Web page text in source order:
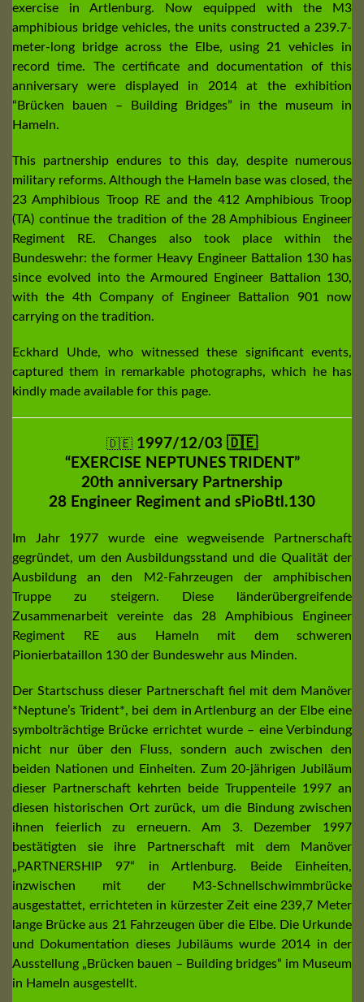
exercise in Artlenburg. Now equipped with the M3
amphibious bridge vehicles, the units constructed a 239.7-
meter-long bridge across the Elbe, using 21 vehicles in
record time. The certificate and documentation of this
anniversary were displayed in 2014 at the exhibition
“Brücken bauen – Building Bridges” in the museum in
Hameln.
This partnership endures to this day, despite numerous
military reforms. Although the Hameln base was closed, the
23 Amphibious Troop RE and the 412 Amphibious Troop
(TA) continue the tradition of the 28 Amphibious Engineer
Regiment RE. Changes also took place within the
Bundeswehr: the former Heavy Engineer Battalion 130 has
since evolved into the Armoured Engineer Battalion 130,
with the 4th Company of Engineer Battalion 901 now
carrying on the tradition.
Eckhard Uhde, who witnessed these significant events,
captured them in remarkable photographs, which he has
kindly made available for this page.
🇩🇪 1997/12/03 🇩🇪
“EXERCISE NEPTUNES TRIDENT”
20th anniversary Partnership
28 Engineer Regiment and sPioBtl.130
Im Jahr 1977 wurde eine wegweisende Partnerschaft
gegründet, um den Ausbildungsstand und die Qualität der
Ausbildung an den M2-Fahrzeugen der amphibischen
Truppe zu steigern. Diese länderübergreifende
Zusammenarbeit vereinte das 28 Amphibious Engineer
Regiment RE aus Hameln mit dem schweren
Pionierbataillon 130 der Bundeswehr aus Minden.
Der Startschuss dieser Partnerschaft fiel mit dem Manöver
*Neptune’s Trident*, bei dem in Artlenburg an der Elbe eine
symbolträchtige Brücke errichtet wurde – eine Verbindung
nicht nur über den Fluss, sondern auch zwischen den
beiden Nationen und Einheiten. Zum 20-jährigen Jubiläum
dieser Partnerschaft kehrten beide Truppenteile 1997 an
diesen historischen Ort zurück, um die Bindung zwischen
ihnen feierlich zu erneuern. Am 3. Dezember 1997
bestätigten sie ihre Partnerschaft mit dem Manöver
„PARTNERSHIP 97“ in Artlenburg. Beide Einheiten,
inzwischen mit der M3-Schnellschwimmbrücke
ausgestattet, errichteten in kürzester Zeit eine 239,7 Meter
lange Brücke aus 21 Fahrzeugen über die Elbe. Die Urkunde
und Dokumentation dieses Jubiläums wurde 2014 in der
Ausstellung „Brücken bauen – Building bridges“ im Museum
in Hameln ausgestellt.